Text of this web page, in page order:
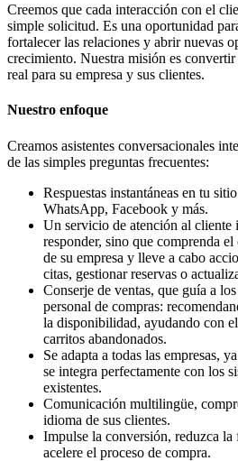
Creemos que cada interacción con el
simple solicitud. Es una oportunidad
fortalecer las relaciones y abrir nuevas
crecimiento. Nuestra misión es
real para su empresa y sus clientes.
Nuestro enfoque
Creamos asistentes conversacionales
de las simples preguntas frecuentes:
Respuestas instantáneas en tu
WhatsApp, Facebook y más.
Un servicio de atención al cliente
responder, sino que comprenda
de su empresa y lleve a cabo
citas, gestionar reservas o
Conserje de ventas, que guía a
personal de compras:
la disponibilidad, ayudando con
carritos abandonados.
Se adapta a todas las empresas,
se integra perfectamente con los
existentes.
Comunicación multilingüe,
idioma de sus clientes.
Impulse la conversión, reduzca
acelere el proceso de compra.